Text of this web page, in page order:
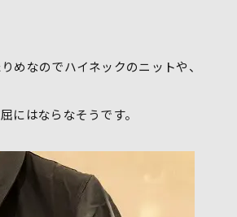
めなのでハイネックのニットや、
にはならなそうです。